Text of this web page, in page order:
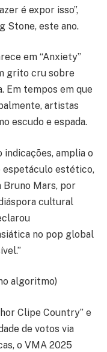
é expor isso”,
Stone, este ano.
em “Anxiety”
grito cru sobre
Em tempos em que
artistas
escudo e espada.
indicações, amplia o
espetáculo estético,
Bruno Mars, por
cultural
no pop global
algoritmo)
Clipe Country” e
de votos via
o VMA 2025